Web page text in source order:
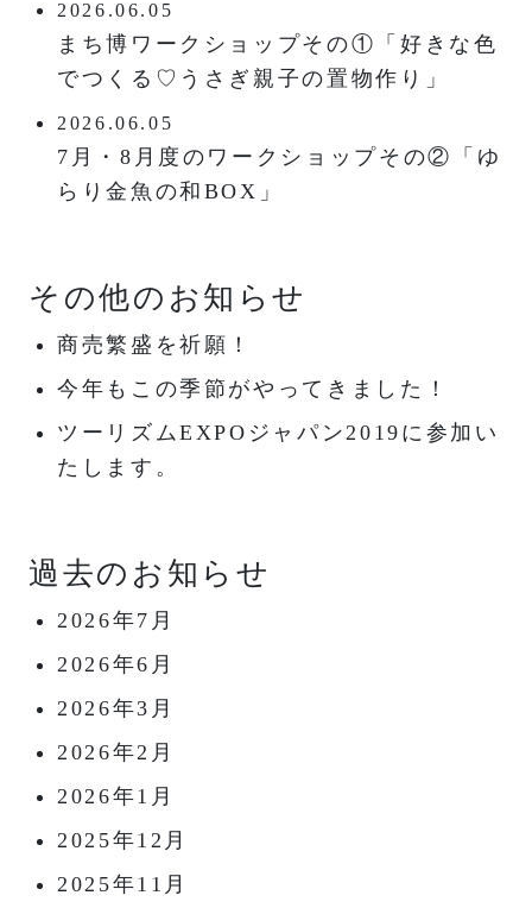
2026.06.05
まち博ワークショップその①「好きな色
でつくる♡うさぎ親子の置物作り」
2026.06.05
7月・8月度のワークショップその②「ゆ
らり金魚の和BOX」
その他のお知らせ
商売繁盛を祈願！
今年もこの季節がやってきました！
ツーリズムEXPOジャパン2019に参加い
たします。
過去のお知らせ
2026年7月
2026年6月
2026年3月
2026年2月
2026年1月
2025年12月
2025年11月